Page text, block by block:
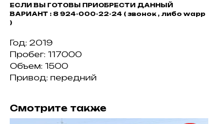
ЕСЛИ ВЫ ГОТОВЫ ПРИОБРЕСТИ ДАННЫЙ
ВАРИАНТ : 8 924-000-22-24 ( звонок , либо wapp
)
Год: 2019
Пробег: 117000
Объем: 1500
Привод: передний
Смотрите также